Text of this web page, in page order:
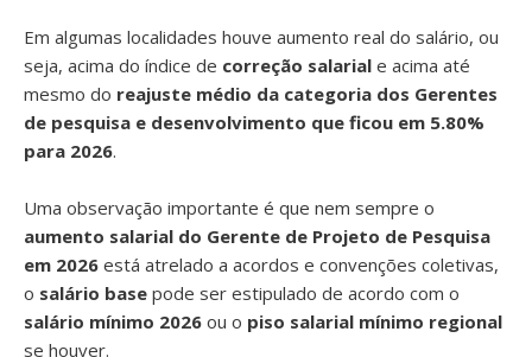
Em algumas localidades houve aumento real do salário, ou
seja, acima do índice de correção salarial e acima até
mesmo do reajuste médio da categoria dos Gerentes
de pesquisa e desenvolvimento que ficou em 5.80%
para 2026.
Uma observação importante é que nem sempre o
aumento salarial do Gerente de Projeto de Pesquisa
em 2026 está atrelado a acordos e convenções coletivas,
o salário base pode ser estipulado de acordo com o
salário mínimo 2026 ou o piso salarial mínimo regional
se houver.